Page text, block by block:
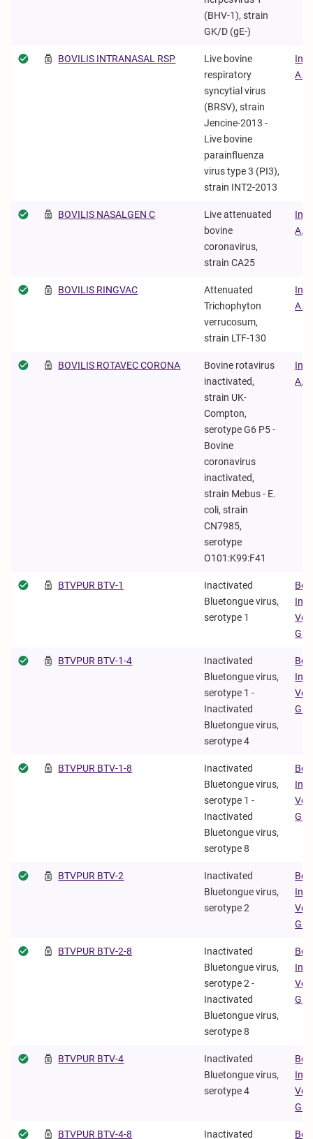
(BHV-1), strain
GK/D (gE-)
BOVILIS INTRANASAL RSP
Live bovine
respiratory
syncytial virus
(BRSV), strain
Jencine-2013 -
Live bovine
parainfluenza
virus type 3 (PI3),
strain INT2-2013
Α.Ε.
BOVILIS NASALGEN C
Live attenuated
bovine
coronavirus,
strain CA25
Α.Ε.
BOVILIS RINGVAC
Attenuated
Trichophyton
verrucosum,
strain LTF-130
Α.Ε.
BOVILIS ROTAVEC CORONA
Bovine rotavirus
inactivated,
strain UK-
Compton,
serotype G6 P5 -
Bovine
coronavirus
inactivated,
strain Mebus - E.
coli, strain
CN7985,
serotype
O101:K99:F41
Α.Ε.
BTVPUR BTV-1
Inactivated
Bluetongue virus,
serotype 1
BTVPUR BTV-1-4
Inactivated
Bluetongue virus,
serotype 1 -
Inactivated
Bluetongue virus,
serotype 4
BTVPUR BTV-1-8
Inactivated
Bluetongue virus,
serotype 1 -
Inactivated
Bluetongue virus,
serotype 8
BTVPUR BTV-2
Inactivated
Bluetongue virus,
serotype 2
BTVPUR BTV-2-8
Inactivated
Bluetongue virus,
serotype 2 -
Inactivated
Bluetongue virus,
serotype 8
BTVPUR BTV-4
Inactivated
Bluetongue virus,
serotype 4
BTVPUR BTV-4-8
Inactivated